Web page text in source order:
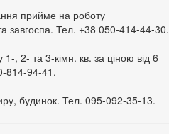
прийме на роботу
завгоспа. Тел. +38 050-414-44-30.
, 2- та 3-кімн. кв. за ціною від 6
814-94-41.
будинок. Тел. 095-092-35-13.